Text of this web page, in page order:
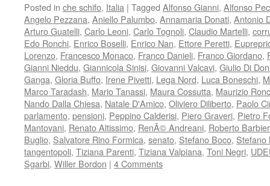
Posted in che schifo, Italia | Tagged Alfonso Gianni, Alfonso
Angelo Pezzana, Aniello Palumbo, Annamaria Donati, Antonio
Arturo Guatelli, Carlo Leoni, Carlo Tognoli, Claudio Martelli,
Edo Ronchi, Enrico Boselli, Enrico Nan, Ettore Peretti,
Lorenzo, Francesco Monaco, Franco Danieli, Franco Giordano,
Gianni Nieddu, Giannicola Sinisi, Giovanni Valcavi, Giulio Di
Ganga, Gloria Buffo, Irene Pivetti, Lega Nord, Luca Boneschi,
Marco Taradash, Mario Tanassi, Maura Cossutta, Maurizio
Nando Dalla Chiesa, Natale D'Amico, Oliviero Diliberto, Paolo
parlamento, pensioni, Peppino Calderisi, Piero Graveri, Pietro
Mantovani, Renato Altissimo, RenÃ© Andreani, Roberto
Buglio, Salvatore Rino Formica, senato, Stefano Boco, Stefano
tangentopoli, Tiziana Parenti, Tiziana Valpiana, Toni Negri,
Sgarbi, Willer Bordon | 4 Comments